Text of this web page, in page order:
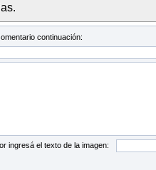
continuación:
ingresá el texto de la imagen: